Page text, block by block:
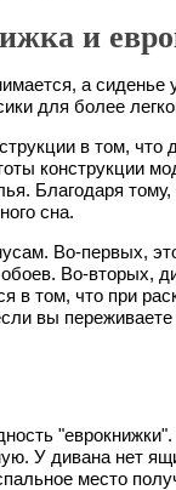
и
а
для более
в том,
конструкции
Благодаря
сна.
Во-первых,
Во-вторых,
в том, что при
вы
У дивана нет
место